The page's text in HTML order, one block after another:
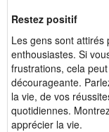
Restez positif
Les gens sont attirés
enthousiastes. Si
frustrations, cela
décourageante.
la vie, de vos
quotidiennes.
apprécier la vie.